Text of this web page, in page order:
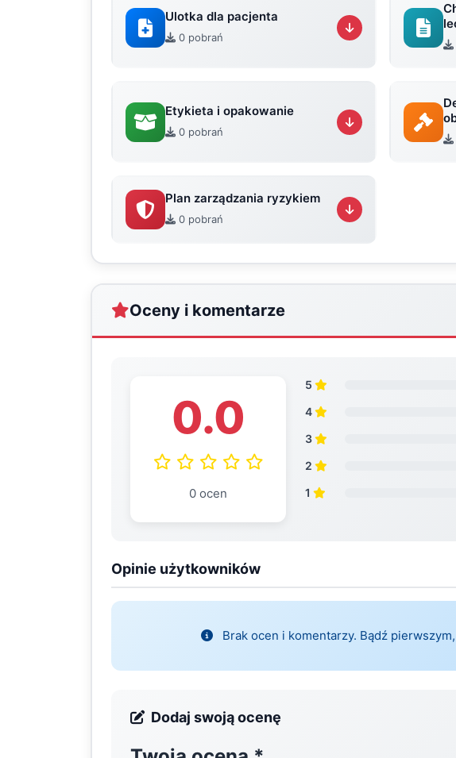
Ulotka dla pacjenta
0 pobrań
Etykieta i opakowanie
0 pobrań
Plan zarządzania ryzykiem
0 pobrań
Oceny i komentarze
0.0
0 ocen
5
4
3
2
1
Opinie użytkowników
Brak ocen i komentarzy. Bądź
Dodaj swoją ocenę